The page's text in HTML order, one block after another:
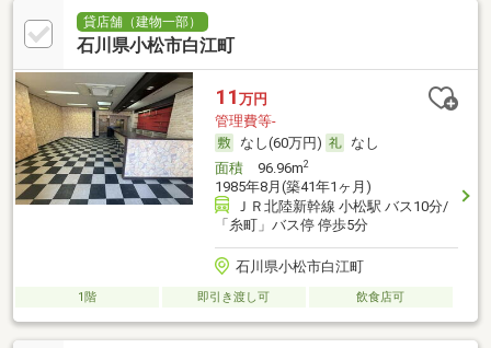
貸店舗（建物一部）
石川県小松市白江町
11 万円
管理費等-
なし(60万円)
なし
面積96.96m2
1985年8月(築41年1ヶ月)
ＪＲ北陸新幹線 小松駅 バス10分/
「糸町」バス停 停歩5分
石川県小松市白江町
1階 即引き渡し可 飲食店可